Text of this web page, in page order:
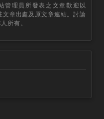
管理員所發表之文章歡迎以
章出處及原文章連結。討論
所有。